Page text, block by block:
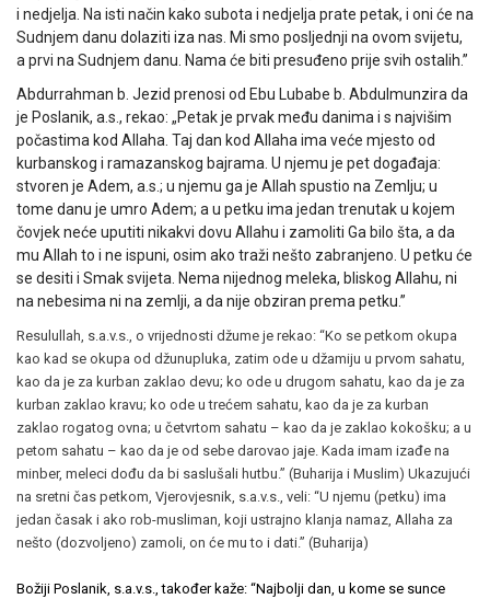
i nedjelja. Na isti način kako subota i nedjelja prate petak, i oni će na
Sudnjem danu dolaziti iza nas. Mi smo posljednji na ovom svijetu,
a prvi na Sudnjem danu. Nama će biti presuđeno prije svih ostalih.”
Abdurrahman b. Jezid prenosi od Ebu Lubabe b. Abdulmunzira da
je Poslanik, a.s., rekao: „Petak je prvak među danima i s najvišim
počastima kod Allaha. Taj dan kod Allaha ima veće mjesto od
kurbanskog i ramazanskog bajrama. U njemu je pet događaja:
stvoren je Adem, a.s.; u njemu ga je Allah spustio na Zemlju; u
tome danu je umro Adem; a u petku ima jedan trenutak u kojem
čovjek neće uputiti nikakvi dovu Allahu i zamoliti Ga bilo šta, a da
mu Allah to i ne ispuni, osim ako traži nešto zabranjeno. U petku će
se desiti i Smak svijeta. Nema nijednog meleka, bliskog Allahu, ni
na nebesima ni na zemlji, a da nije obziran prema petku.”
Resulullah, s.a.v.s., o vrijednosti džume je rekao: “Ko se petkom okupa
kao kad se okupa od džunupluka, zatim ode u džamiju u prvom sahatu,
kao da je za kurban zaklao devu; ko ode u drugom sahatu, kao da je za
kurban zaklao kravu; ko ode u trećem sahatu, kao da je za kurban
zaklao rogatog ovna; u četvrtom sahatu – kao da je zaklao kokošku; a u
petom sahatu – kao da je od sebe darovao jaje. Kada imam izađe na
minber, meleci dođu da bi saslušali hutbu.” (Buharija i Muslim) Ukazujući
na sretni čas petkom, Vjerovjesnik, s.a.v.s., veli: “U njemu (petku) ima
jedan časak i ako rob-musliman, koji ustrajno klanja namaz, Allaha za
nešto (dozvoljeno) zamoli, on će mu to i dati.” (Buharija)
Božiji Poslanik, s.a.v.s., također kaže: “Najbolji dan, u kome se sunce